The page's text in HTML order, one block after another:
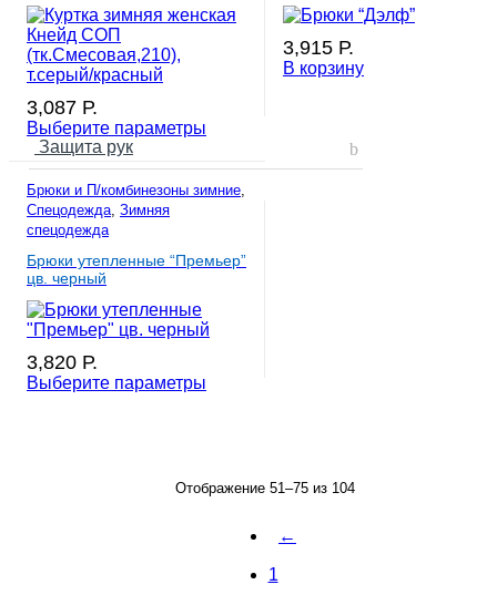
Защита рук
3,087 Р.
Выберите параметры
3,915 Р.
В корзину
Брюки и П/комбинезоны зимние,
Спецодежда, Зимняя
спецодежда
Брюки утепленные “Премьер”
цв. черный
3,820 Р.
Выберите параметры
Отображение 51–75 из 104
←
1